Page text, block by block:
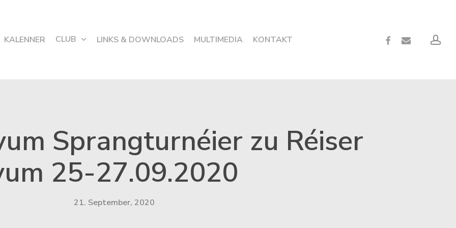
KALENNER CLUB LINKS & DOWNLOADS MULTIMEDIA KONTAKT FACEBOOK
EMAIL
Sprangturnéier zu Réiser
25-27.09.2020
21. September, 2020